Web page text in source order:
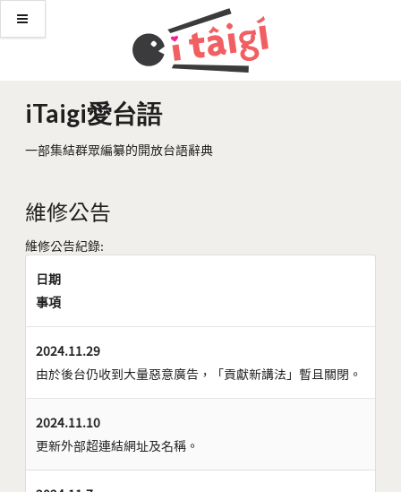
iTaigi愛台語
一部集結群眾編纂的開放台語辭典
維修公告
維修公告紀錄:
日期
事項
2024.11.29
由於後台仍收到大量惡意廣告，「貢獻新講法」暫且關閉。
2024.11.10
更新外部超連結網址及名稱。